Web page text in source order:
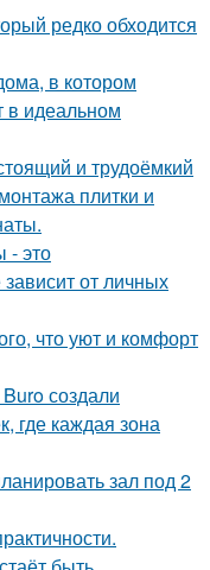
редко обходится
в котором
в идеальном
и трудоёмкий
плитки и
- это
от личных
что уют и комфорт
создали
где каждая зона
зал под 2